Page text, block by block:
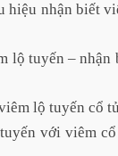
hiệu nhận biết
lộ tuyến – nhận
lộ tuyến cổ
với viêm